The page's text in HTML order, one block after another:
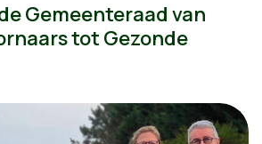
Gemeenteraad van
tot Gezonde